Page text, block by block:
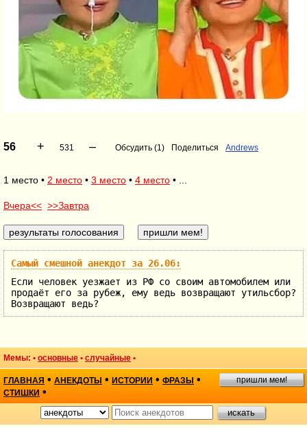
56 + 531 – Обсудить (1) Поделиться Andrews
1 место • 2 место • 3 место • 4 место • ...
Вчера<< >>Завтра
Самый смешной анекдот за 26.06:
Если человек уезжает из РФ со своим автомобилем или
продаёт его за рубеж, ему ведь возвращают утильсбор?
Возвращают ведь?
Мемы: • основные • случайные •
ГЛАВНАЯ • АНЕКДОТЫ • ИСТОРИИ • ФРАЗЫ •
СТИШКИ •
пришли мем!